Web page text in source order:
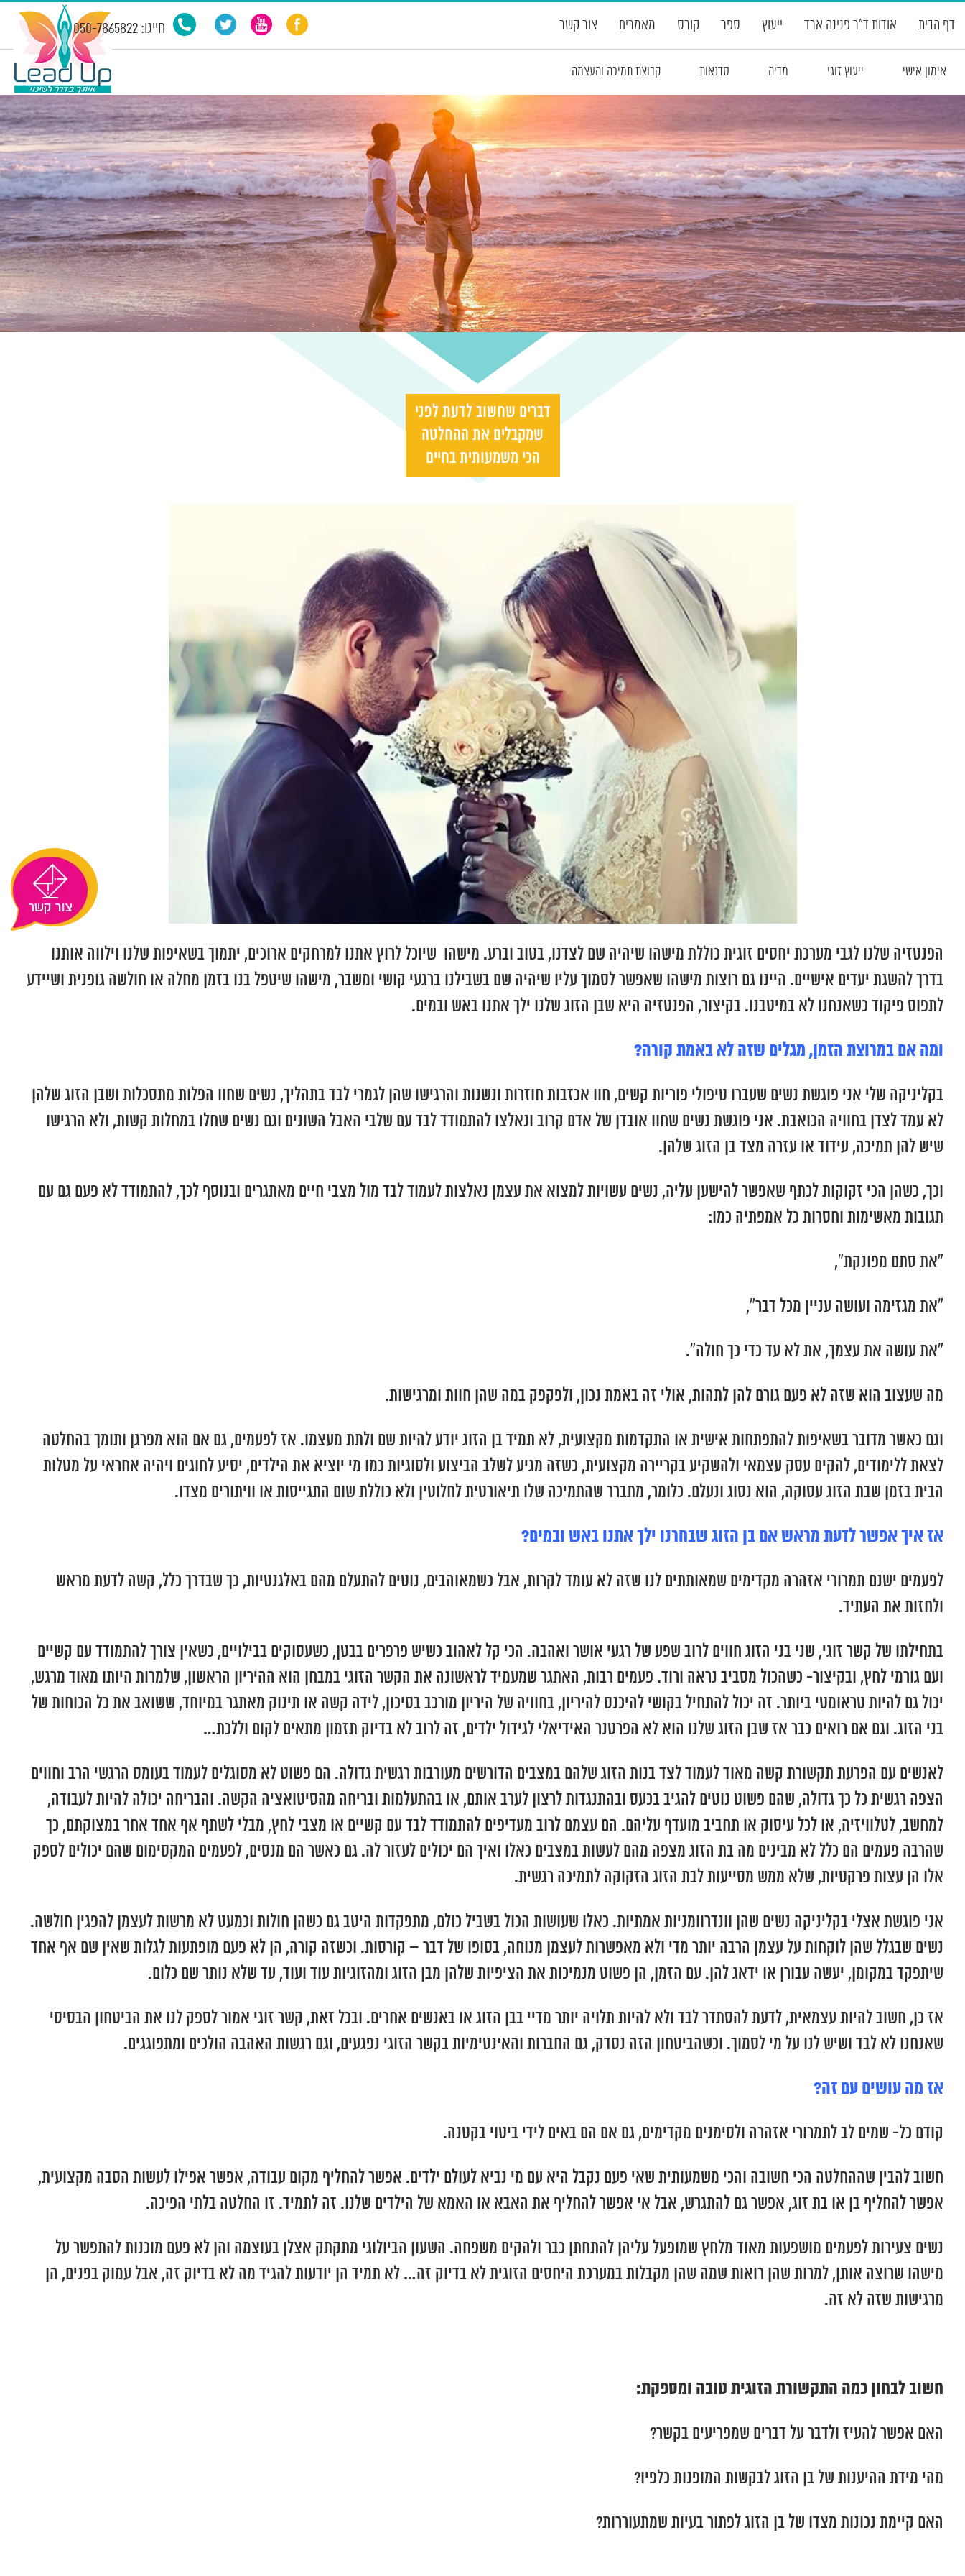
דף הבית אודות ד”ר פנינה ארד ייעוץ ספר קורס מאמרים צור קשר חייגו: 050-7865822
אימון אישי ייעוץ זוגי מדיה סדנאות קבוצת תמיכה והעצמה
דברים שחשוב לדעת לפני
שמקבלים את ההחלטה
הכי משמעותית בחיים
הפנטזיה שלנו לגבי מערכת יחסים זוגית כוללת מישהו שיהיה שם לצדנו, בטוב וברע. מישהו שיוכל לרוץ אתנו למרחקים ארוכים, יתמוך בשאיפות שלנו וילווה אותנו
בדרך להשגת יעדים אישיים. היינו גם רוצות מישהו שאפשר לסמוך עליו שיהיה שם בשבילנו ברגעי קושי ומשבר, מישהו שיטפל בנו בזמן מחלה או חולשה גופנית ושיידע
לתפוס פיקוד כשאנחנו לא במיטבנו. בקיצור, הפנטזיה היא שבן הזוג שלנו ילך אתנו באש ובמים.
ומה אם במרוצת הזמן, מגלים שזה לא באמת קורה?
בקליניקה שלי אני פוגשת נשים שעברו טיפולי פוריות קשים, חוו אכזבות חוזרות ונשנות והרגישו שהן לגמרי לבד בתהליך, נשים שחוו הפלות מתסכלות ושבן הזוג שלהן
לא עמד לצדן בחוויה הכואבת. אני פוגשת נשים שחוו אובדן של אדם קרוב ונאלצו להתמודד לבד עם שלבי האבל השונים וגם נשים שחלו במחלות קשות, ולא הרגישו
שיש להן תמיכה, עידוד או עזרה מצד בן הזוג שלהן.
וכך, כשהן הכי זקוקות לכתף שאפשר להישען עליה, נשים עשויות למצוא את עצמן נאלצות לעמוד לבד מול מצבי חיים מאתגרים ובנוסף לכך, להתמודד לא פעם גם עם
תגובות מאשימות וחסרות כל אמפתיה כמו:
“את סתם מפונקת”,
“את מגזימה ועושה עניין מכל דבר”,
“את עושה את עצמך, את לא עד כדי כך חולה”.
מה שעצוב הוא שזה לא פעם גורם להן לתהות, אולי זה באמת נכון, ולפקפק במה שהן חוות ומרגישות.
וגם כאשר מדובר בשאיפות להתפתחות אישית או התקדמות מקצועית, לא תמיד בן הזוג יודע להיות שם ולתת מעצמו. אז לפעמים, גם אם הוא מפרגן ותומך בהחלטה
לצאת ללימודים, להקים עסק עצמאי ולהשקיע בקריירה מקצועית, כשזה מגיע לשלב הביצוע ולסוגיות כמו מי יוציא את הילדים, יסיע לחוגים ויהיה אחראי על מטלות
הבית בזמן שבת הזוג עסוקה, הוא נסוג ונעלם. כלומר, מתברר שהתמיכה שלו תיאורטית לחלוטין ולא כוללת שום התגייסות או וויתורים מצדו.
אז איך אפשר לדעת מראש אם בן הזוג שבחרנו ילך אתנו באש ובמים?
לפעמים ישנם תמרורי אזהרה מקדימים שמאותתים לנו שזה לא עומד לקרות, אבל כשמאוהבים, נוטים להתעלם מהם באלגנטיות, כך שבדרך כלל, קשה לדעת מראש
ולחזות את העתיד.
בתחילתו של קשר זוגי, שני בני הזוג חווים לרוב שפע של רגעי אושר ואהבה. הכי קל לאהוב כשיש פרפרים בבטן, כשעסוקים בבילויים, כשאין צורך להתמודד עם קשיים
ועם גורמי לחץ, ובקיצור- כשהכול מסביב נראה ורוד. פעמים רבות, האתגר שמעמיד לראשונה את הקשר הזוגי במבחן הוא ההיריון הראשון, שלמרות היותו מאוד מרגש,
יכול גם להיות טראומטי ביותר. זה יכול להתחיל בקושי להיכנס להיריון, בחוויה של היריון מורכב בסיכון, לידה קשה או תינוק מאתגר במיוחד, ששואב את כל הכוחות של
בני הזוג. וגם אם רואים כבר אז שבן הזוג שלנו הוא לא הפרטנר האידיאלי לגידול ילדים, זה לרוב לא בדיוק תזמון מתאים לקום וללכת…
לאנשים עם הפרעת תקשורת קשה מאוד לעמוד לצד בנות הזוג שלהם במצבים הדורשים מעורבות רגשית גדולה. הם פשוט לא מסוגלים לעמוד בעומס הרגשי הרב וחווים
הצפה רגשית כל כך גדולה, שהם פשוט נוטים להגיב בכעס ובהתנגדות לרצון לערב אותם, או בהתעלמות ובריחה מהסיטואציה הקשה. והבריחה יכולה להיות לעבודה,
למחשב, לטלוויזיה, או לכל עיסוק או תחביב מועדף עליהם. הם עצמם לרוב מעדיפים להתמודד לבד עם קשיים או מצבי לחץ, מבלי לשתף אף אחד אחר במצוקתם, כך
שהרבה פעמים הם כלל לא מבינים מה בת הזוג מצפה מהם לעשות במצבים כאלו ואיך הם יכולים לעזור לה. גם כאשר הם מנסים, לפעמים המקסימום שהם יכולים לספק
אלו הן עצות פרקטיות, שלא ממש מסייעות לבת הזוג הזקוקה לתמיכה רגשית.
אני פוגשת אצלי בקליניקה נשים שהן וונדרוומניות אמתיות. כאלו שעושות הכול בשביל כולם, מתפקדות היטב גם כשהן חולות וכמעט לא מרשות לעצמן להפגין חולשה.
נשים שבגלל שהן לוקחות על עצמן הרבה יותר מדי ולא מאפשרות לעצמן מנוחה, בסופו של דבר – קורסות. וכשזה קורה, הן לא פעם מופתעות לגלות שאין שם אף אחד
שיתפקד במקומן, יעשה עבורן או ידאג להן. עם הזמן, הן פשוט מנמיכות את הציפיות שלהן מבן הזוג ומהזוגיות עוד ועוד, עד שלא נותר שם כלום.
אז כן, חשוב להיות עצמאית, לדעת להסתדר לבד ולא להיות תלויה יותר מדיי בבן הזוג או באנשים אחרים. ובכל זאת, קשר זוגי אמור לספק לנו את הביטחון הבסיסי
שאנחנו לא לבד ושיש לנו על מי לסמוך. וכשהביטחון הזה נסדק, גם החברות והאינטימיות בקשר הזוגי נפגעים, וגם רגשות האהבה הולכים ומתפוגגים.
אז מה עושים עם זה?
קודם כל- שמים לב לתמרורי אזהרה ולסימנים מקדימים, גם אם הם באים לידי ביטוי בקטנה.
חשוב להבין שההחלטה הכי חשובה והכי משמעותית שאי פעם נקבל היא עם מי נביא לעולם ילדים. אפשר להחליף מקום עבודה, אפשר אפילו לעשות הסבה מקצועית,
אפשר להחליף בן או בת זוג, אפשר גם להתגרש, אבל אי אפשר להחליף את האבא או האמא של הילדים שלנו. זה לתמיד. זו החלטה בלתי הפיכה.
נשים צעירות לפעמים מושפעות מאוד מלחץ שמופעל עליהן להתחתן כבר ולהקים משפחה. השעון הביולוגי מתקתק אצלן בעוצמה והן לא פעם מוכנות להתפשר על
מישהו שרוצה אותן, למרות שהן רואות שמה שהן מקבלות במערכת היחסים הזוגית לא בדיוק זה… לא תמיד הן יודעות להגיד מה לא בדיוק זה, אבל עמוק בפנים, הן
מרגישות שזה לא זה.
חשוב לבחון כמה התקשורת הזוגית טובה ומספקת:
האם אפשר להעיז ולדבר על דברים שמפריעים בקשר?
מהי מידת ההיענות של בן הזוג לבקשות המופנות כלפיו?
האם קיימת נכונות מצדו של בן הזוג לפתור בעיות שמתעוררות?